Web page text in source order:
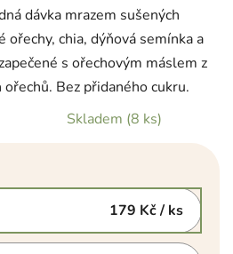
dávka mrazem sušených
ořechy, chia, dýňová semínka a
s ořechovým máslem z
Bez přidaného cukru.
Skladem (8 ks)
179 Kč/ ks